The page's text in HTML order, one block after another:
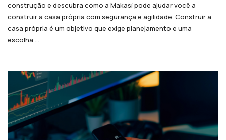
construção e descubra como a Makasí pode ajudar você a
construir a casa própria com segurança e agilidade. Construir a
casa própria é um objetivo que exige planejamento e uma
escolha ...